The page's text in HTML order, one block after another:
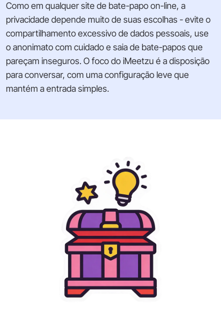
Como em qualquer site de bate-papo on-line, a
privacidade depende muito de suas escolhas - evite o
compartilhamento excessivo de dados pessoais, use
o anonimato com cuidado e saia de bate-papos que
pareçam inseguros. O foco do iMeetzu é a disposição
para conversar, com uma configuração leve que
mantém a entrada simples.